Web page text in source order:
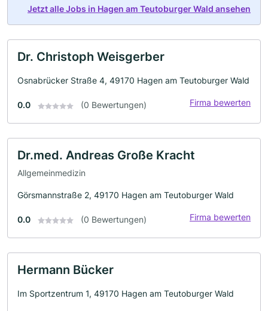
Jetzt alle Jobs in Hagen am Teutoburger Wald ansehen
Dr. Christoph Weisgerber
Osnabrücker Straße 4, 49170 Hagen am Teutoburger Wald
0.0 (0 Bewertungen) Firma bewerten
Dr.med. Andreas Große Kracht
Allgemeinmedizin
Görsmannstraße 2, 49170 Hagen am Teutoburger Wald
0.0 (0 Bewertungen) Firma bewerten
Hermann Bücker
Im Sportzentrum 1, 49170 Hagen am Teutoburger Wald